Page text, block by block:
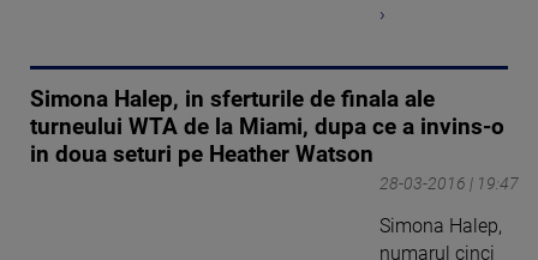
›
Simona Halep, in sferturile de finala ale
turneului WTA de la Miami, dupa ce a invins-o
in doua seturi pe Heather Watson
28-03-2016 | 19:47
Simona Halep,
numarul cinci